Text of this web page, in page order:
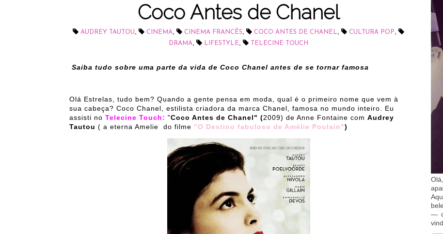
Coco Antes de Chanel
AUDREY TAUTOU CINEMA CINEMA FRANCÊS COCO ANTES DE CHANEL CULTURA POP
DRAMA LIFESTYLE TELECINE TOUCH
Saiba tudo sobre uma parte da vida de Coco Chanel antes de se tornar famosa
Olá Estrelas, tudo bem? Quando a gente pensa em moda, qual é o primeiro nome que vem à
sua cabeça? Coco Chanel, estilista criadora da marca Chanel, famosa no mundo inteiro. Eu
assisti no Telecine Touch: "Coco Antes de Chanel" (2009) de Anne Fontaine com Audrey
Tautou ( a eterna Amelie do filme "O Destino fabuloso de Amélie Poulain")
—